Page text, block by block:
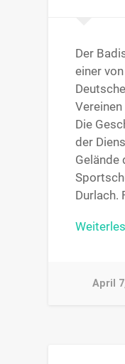
Der
einer
Die
der
Gelände
Durlach.
April